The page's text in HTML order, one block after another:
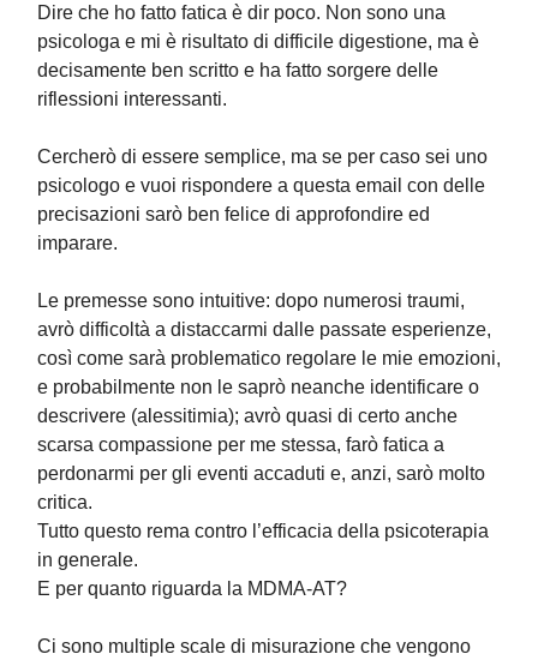
Dire che ho fatto fatica è dir poco. Non sono una
psicologa e mi è risultato di difficile digestione, ma è
decisamente ben scritto e ha fatto sorgere delle
riflessioni interessanti.
Cercherò di essere semplice, ma se per caso sei uno
psicologo e vuoi rispondere a questa email con delle
precisazioni sarò ben felice di approfondire ed
imparare.
Le premesse sono intuitive: dopo numerosi traumi,
avrò difficoltà a distaccarmi dalle passate esperienze,
così come sarà problematico regolare le mie emozioni,
e probabilmente non le saprò neanche identificare o
descrivere (alessitimia); avrò quasi di certo anche
scarsa compassione per me stessa, farò fatica a
perdonarmi per gli eventi accaduti e, anzi, sarò molto
critica.
Tutto questo rema contro l’efficacia della psicoterapia
in generale.
E per quanto riguarda la MDMA-AT?
Ci sono multiple scale di misurazione che vengono